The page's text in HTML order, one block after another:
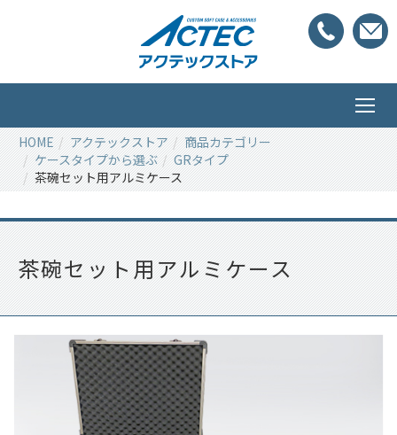
HOME アクテックストア
商品カテゴリー
ケースタイプから選ぶ
GRタイプ
茶碗セット用アルミケース
茶碗セット用アルミケース